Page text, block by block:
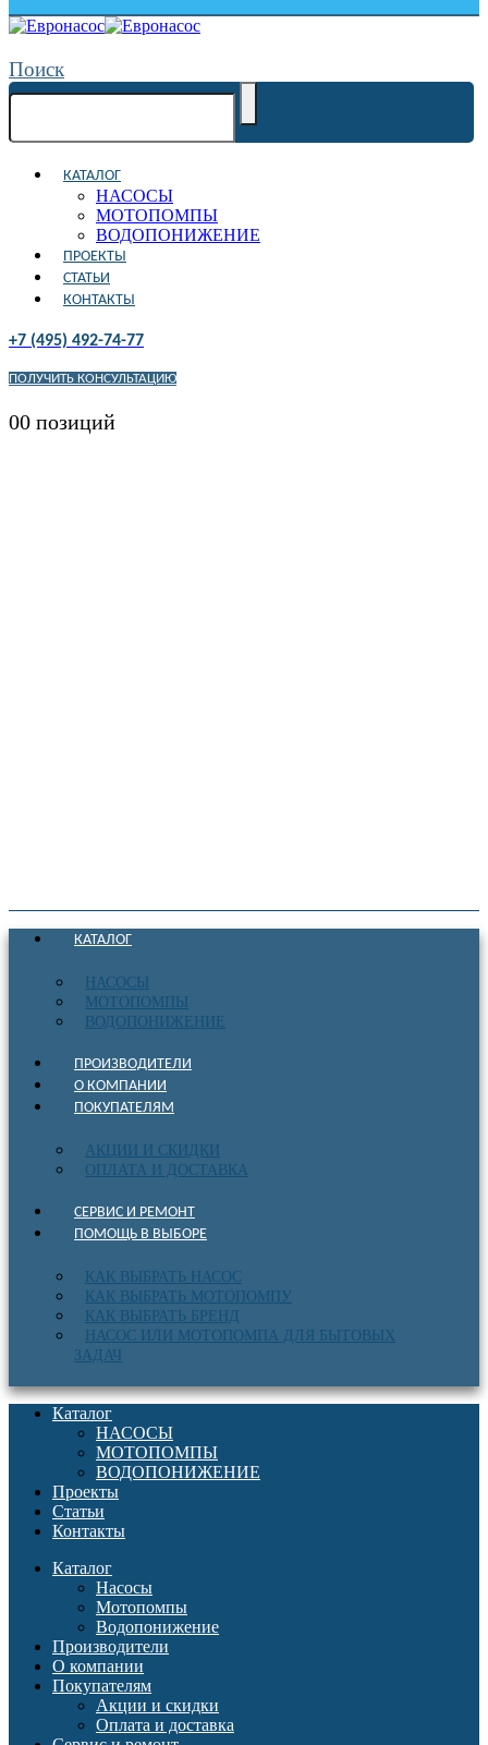
Поиск
КАТАЛОГ
НАСОСЫ
МОТОПОМПЫ
ВОДОПОНИЖЕНИЕ
ПРОЕКТЫ
СТАТЬИ
КОНТАКТЫ
+7 (495) 492-74-77
ПОЛУЧИТЬ КОНСУЛЬТАЦИЮ
00 позиций
КАТАЛОГ
НАСОСЫ
МОТОПОМПЫ
ВОДОПОНИЖЕНИЕ
ПРОИЗВОДИТЕЛИ
О КОМПАНИИ
ПОКУПАТЕЛЯМ
АКЦИИ И СКИДКИ
ОПЛАТА И ДОСТАВКА
СЕРВИС И РЕМОНТ
ПОМОЩЬ В ВЫБОРЕ
КАК ВЫБРАТЬ НАСОС
КАК ВЫБРАТЬ МОТОПОМПУ
КАК ВЫБРАТЬ БРЕНД
НАСОС ИЛИ МОТОПОМПА ДЛЯ БЫТОВЫХ
ЗАДАЧ
Каталог
НАСОСЫ
МОТОПОМПЫ
ВОДОПОНИЖЕНИЕ
Проекты
Статьи
Контакты
Каталог
Насосы
Мотопомпы
Водопонижение
Производители
О компании
Покупателям
Акции и скидки
Оплата и доставка